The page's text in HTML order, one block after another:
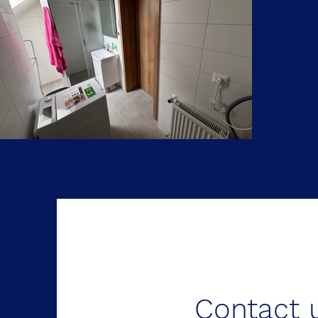
Contact